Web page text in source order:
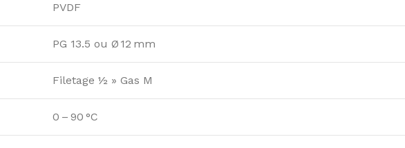
PVDF
PG 13.5 ou Ø 12 mm
Filetage ½ » Gas M
0 – 90 °C